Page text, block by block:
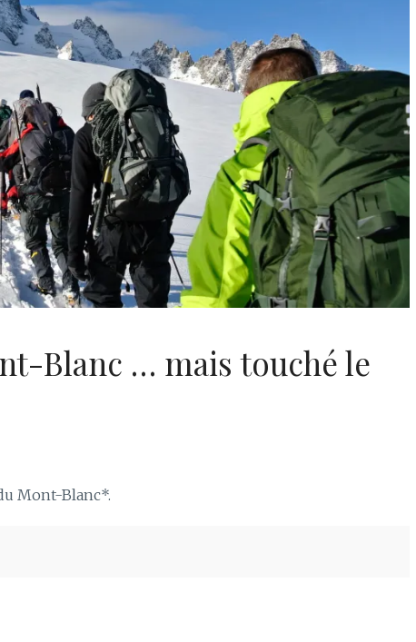
Blanc … mais touché le
Mont-Blanc*.